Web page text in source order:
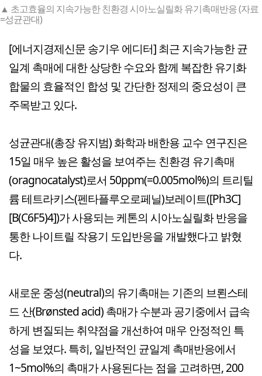
▲ 초고효율의 지속가능한 친환경 시아노실릴화 유기촉매반응 (자료
=성균관대)
[에너지경제신문 송기우 에디터] 최근 지속가능한 균
일계 촉매에 대한 상당한 수요와 함께 복잡한 유기화
합물의 효율적인 합성 및 간단한 정제의 중요성이 큰
주목받고 있다.
성균관대(총장 유지범) 화학과 배한용 교수 연구진은
15일 매우 높은 활성을 보여주는 친환경 유기촉매
(oragnocatalyst)로서 50ppm(=0.005mol%)의 트리틸
륨 테트라키스(펜타플루오로페닐)보레이트([Ph3C]
[B(C6F5)4])가 사용되는 케톤의 시아노실릴화 반응을
통한 나이트릴 작용기 도입반응을 개발했다고 밝혔
다.
새로운 중성(neutral)의 유기촉매는 기존의 브뢴스테
드 산(Brønsted acid) 촉매가 수분과 공기중에서 급속
하게 변질되는 취약점을 개선하여 매우 안정적인 특
성을 보였다. 특히, 일반적인 균일계 촉매반응에서
1~5mol%의 촉매가 사용된다는 점을 고려하면, 200